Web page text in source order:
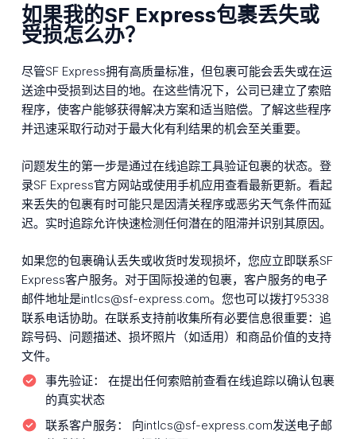
如果我的SF Express包裹丢失或
受损怎么办？
尽管SF Express拥有高质量标准，但包裹可能会丢失或在运
送途中受损到达目的地。在这些情况下，公司已建立了索赔
程序，使客户能够获得解决方案和适当赔偿。了解这些程序
并迅速采取行动对于最大化有利结果的机会至关重要。
问题发生的第一步是通过在线追踪工具验证包裹的状态。登
录SF Express官方网站或使用手机应用查看最新更新。看起
来丢失的包裹有时可能只是因清关程序或恶劣天气条件而延
迟。实时追踪允许快速检测任何潜在的阻滞并识别其原因。
如果您的包裹确认丢失或收货时发现损坏，您应立即联系SF
Express客户服务。对于国际投递的包裹，客户服务的电子
邮件地址是intlcs@sf-express.com。您也可以拨打95338
联系电话协助。在联系支持前收集所有必要信息很重要：追
踪号码、问题描述、损坏照片（如适用）和商品价值的支持
文件。
事先验证：
在提出任何索赔前查看在线追踪以确认包裹
的真实状态
联系客户服务：
向intlcs@sf-express.com发送电子邮